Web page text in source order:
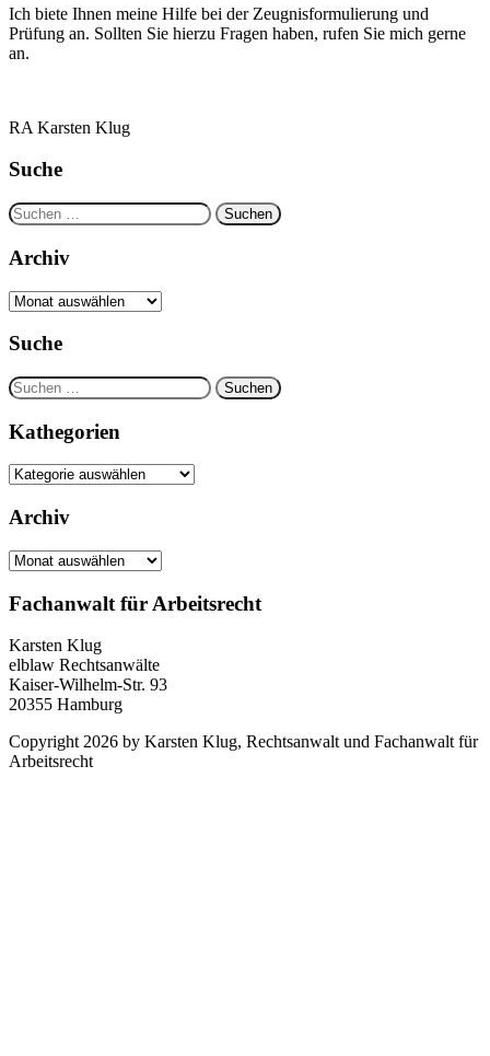
Ich biete Ihnen meine Hilfe bei der Zeugnisformulierung und
Prüfung an. Sollten Sie hierzu Fragen haben, rufen Sie mich gerne
an.
RA Karsten Klug
Suche
Suchen
nach:
Archiv
Archiv
Suche
Suchen
nach:
Kathegorien
Kathegorien
Archiv
Archiv
Fachanwalt für Arbeitsrecht
Karsten Klug
elblaw Rechtsanwälte
Kaiser-Wilhelm-Str. 93
20355 Hamburg
Copyright 2026 by Karsten Klug, Rechtsanwalt und Fachanwalt für
Arbeitsrecht